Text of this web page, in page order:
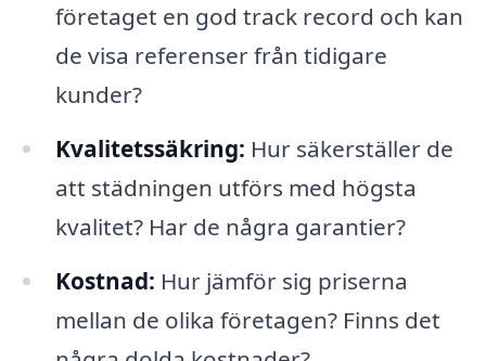
företaget en god track record och kan
de visa referenser från tidigare
kunder?
Kvalitetssäkring: Hur säkerställer de
att städningen utförs med högsta
kvalitet? Har de några garantier?
Kostnad: Hur jämför sig priserna
mellan de olika företagen? Finns det